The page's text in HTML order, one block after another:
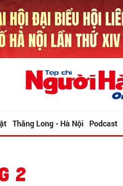
Thăng Long - Hà Nội Podcast
2